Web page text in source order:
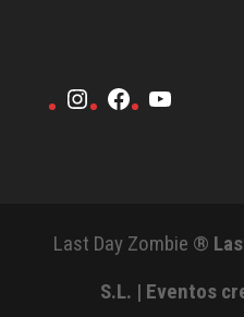
Instagram
Facebook
YouTube
Last Day Zombie ®
S.L. | Eventos